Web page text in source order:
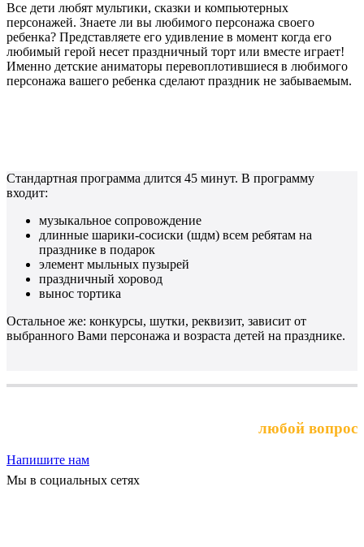
Все дети любят мультики, сказки и компьютерных
персонажей. Знаете ли вы любимого персонажа своего
ребенка? Представляете его удивление в момент когда его
любимый герой несет праздничный торт или вместе играет!
Именно детские аниматоры перевоплотившиеся в любимого
персонажа вашего ребенка сделают праздник не забываемым.
Стандартная программа длится 45 минут. В программу
входит:
музыкальное сопровождение
длинные шарики-сосиски (шдм) всем ребятам на
празднике в подарок
элемент мыльных пузырей
праздничный хоровод
вынос тортика
Остальное же: конкурсы, шутки, реквизит, зависит от
выбранного Вами персонажа и возраста детей на празднике.
любой вопрос
Напишите нам
Мы в социальных сетях